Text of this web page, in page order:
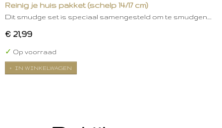
Reinig je huis pakket (schelp 14/17 cm)
Dit smudge set is speciaal samengesteld om te smudgen.…
€ 21,99
✓ Op voorraad
IN WINKELWAGEN